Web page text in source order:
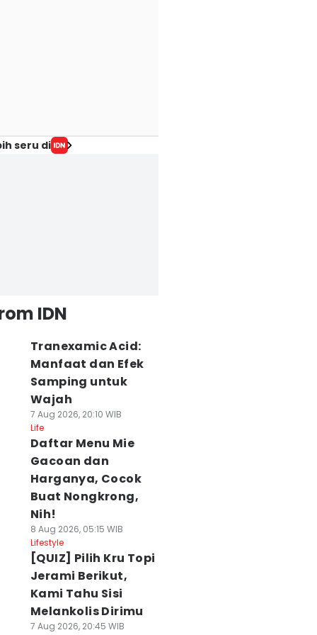
seru di
IDN
Tranexamic Acid:
Manfaat dan Efek
Samping untuk
Wajah
7 Aug 2026, 20:10 WIB
Life
Daftar Menu Mie
Gacoan dan
Harganya, Cocok
Buat Nongkrong,
Nih!
8 Aug 2026, 05:15 WIB
Lifestyle
[QUIZ] Pilih Kru Topi
Jerami Berikut,
Kami Tahu Sisi
Melankolis Dirimu
7 Aug 2026, 20:45 WIB